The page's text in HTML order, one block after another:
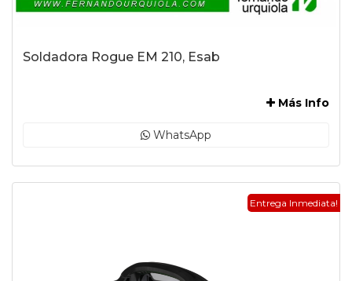
Soldadora Rogue EM 210, Esab
Más Info
WhatsApp
Entrega Inmediata!